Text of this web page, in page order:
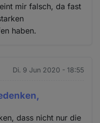
mir falsch, da fast
haben.
Di. 9 Jun 2020 - 18:55
dass nicht nur die